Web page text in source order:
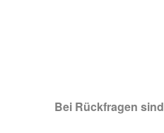
Bei Rückfragen